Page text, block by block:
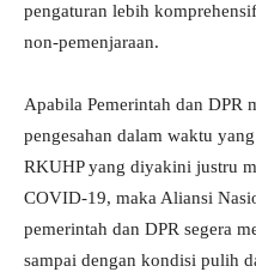
pengaturan lebih
non-pemenjaraan.
Apabila Pemerintah dan DPR
pengesahan dalam waktu
RKUHP yang diyakini justru
COVID-19, maka Aliansi
pemerintah dan DPR segera
sampai dengan kondisi pulih